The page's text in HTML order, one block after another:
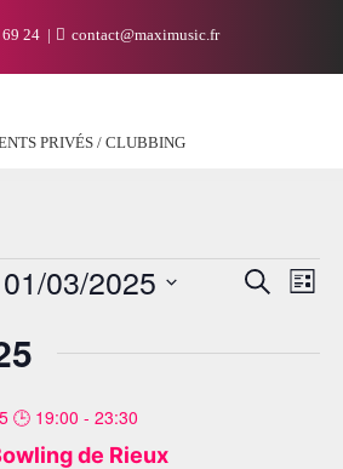
24 contact@maximusic.fr
PRIVÉS / CLUBBING
Recherche
de
Liste
01/03/2025
de Rieux
🕒 19:00 - 23:30